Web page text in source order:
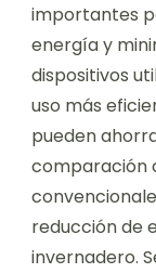
importantes
energía y
dispositivos
uso más
pueden
comparación
reducción de
invernadero.